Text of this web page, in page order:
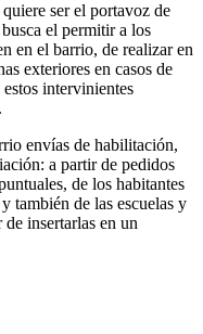
ser el portavoz de
el permitir a los
en el barrio, de realizar en
exteriores en casos de
intervinientes
envías de habilitación,
a partir de pedidos
de los habitantes
también de las escuelas y
insertarlas en un